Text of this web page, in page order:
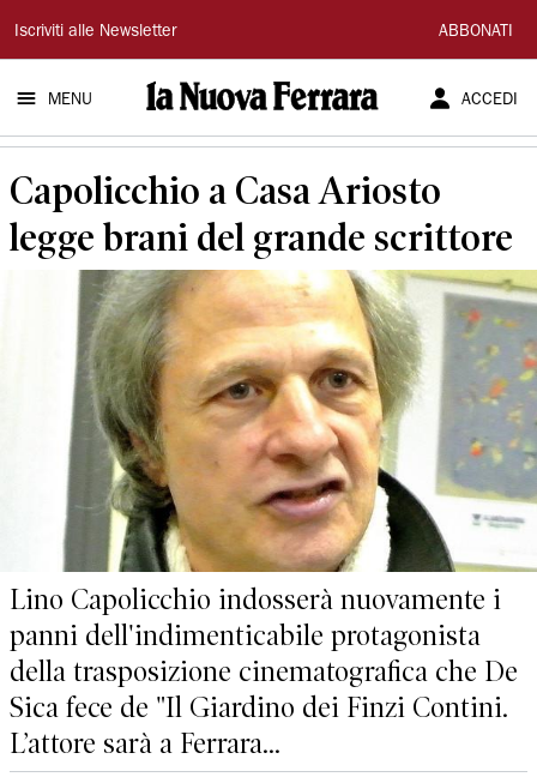
La
Nuova
Ferrara
Iscriviti alle Newsletter ABBONATI
MENU ACCEDI
Capolicchio a Casa Ariosto
legge brani del grande scrittore
Lino Capolicchio indosserà nuovamente i
panni dell'indimenticabile protagonista
della trasposizione cinematografica che De
Sica fece de "Il Giardino dei Finzi Contini.
L’attore sarà a Ferrara...